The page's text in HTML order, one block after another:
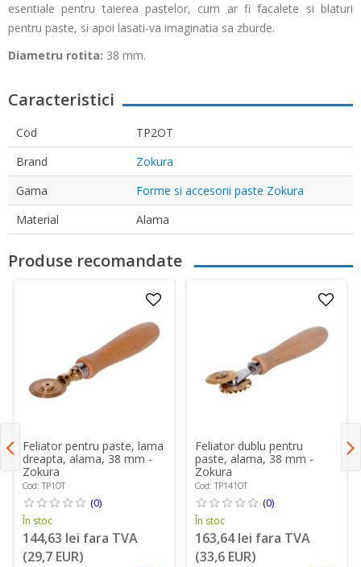
esentiale pentru taierea pastelor, cum ar fi facalete si blaturi
pentru paste, si apoi lasati-va imaginatia sa zburde.
Diametru rotita: 38 mm.
Caracteristici
Cod
TP2OT
Brand
Zokura
Gama
Forme si accesorii paste Zokura
Material
Alama
Produse recomandate
Feliator pentru paste, lama
dreapta, alama, 38 mm -
Zokura
Cod: TP1OT
(0)
În stoc
144,63 lei fara TVA
(29,7 EUR)
Feliator dublu pentru
paste, alama, 38 mm -
Zokura
Cod: TP141OT
(0)
În stoc
163,64 lei fara TVA
(33,6 EUR)